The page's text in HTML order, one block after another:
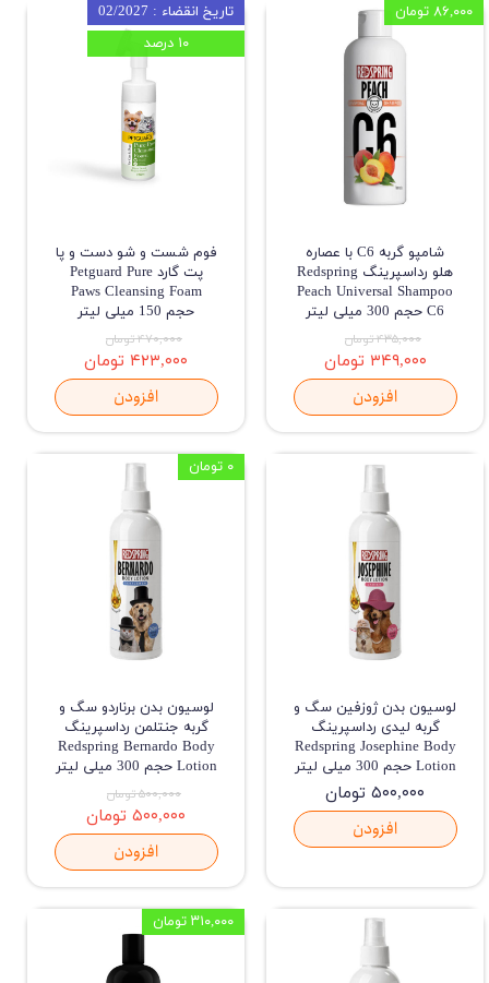
شامپو گربه C6 با عصاره
هلو رداسپرینگ Redspring
Peach Universal Shampoo
C6 حجم 300 میلی لیتر
۴۳۵,۰۰۰ تومان
۳۴۹,۰۰۰ تومان
افزودن
۸۶,۰۰۰ تومان
فوم شست و شو دست و پا
پت گارد Petguard Pure
Paws Cleansing Foam
حجم 150 میلی لیتر
۴۷۰,۰۰۰ تومان
۴۲۳,۰۰۰ تومان
افزودن
تاریخ انقضاء : 02/2027
۱۰ درصد
لوسیون بدن ژوزفین سگ و
گربه لیدی رداسپرینگ
Redspring Josephine Body
Lotion حجم 300 میلی لیتر
۵۰۰,۰۰۰ تومان
افزودن
لوسیون بدن برناردو سگ و
گربه جنتلمن رداسپرینگ
Redspring Bernardo Body
Lotion حجم 300 میلی لیتر
۵۰۰,۰۰۰ تومان
۵۰۰,۰۰۰ تومان
افزودن
۰ تومان
۳۱۰,۰۰۰ تومان